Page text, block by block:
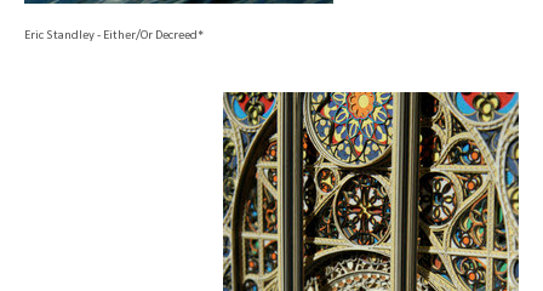
Eric Standley - Either/Or Decreed*